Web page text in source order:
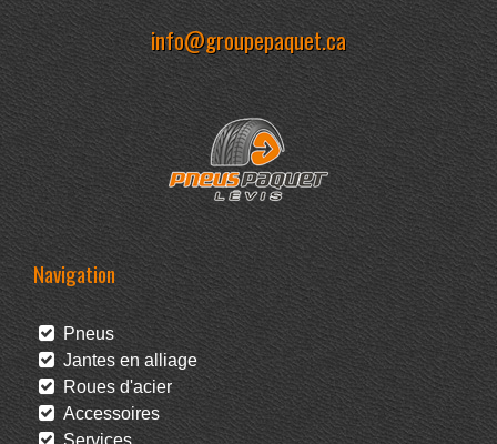
info@groupepaquet.ca
Navigation
Pneus
Jantes en alliage
Roues d'acier
Accessoires
Services